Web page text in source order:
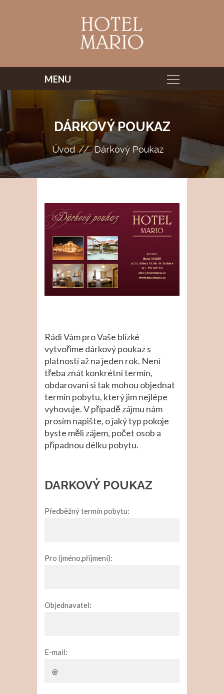
DÁRKOVÝ POUKAZ
Úvod Dárkový Poukaz
Rádi Vám pro Vaše blízké
vytvoříme dárkový poukaz s
platností až na jeden rok. Není
třeba znát konkrétní termín,
obdarovaní si tak mohou objednat
termín pobytu, který jim nejlépe
vyhovuje. V případě zájmu nám
prosím napište, o jaký typ pokoje
byste měli zájem, počet osob a
případnou délku pobytu.
DARKOVÝ POUKAZ
Předběžný termín pobytu:
Pro (jméno,příjmení):
Objednavatel:
E-mail: